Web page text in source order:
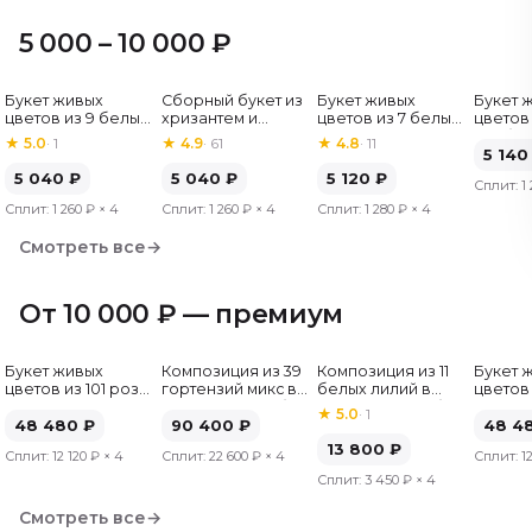
5 000 – 10 000 ₽
Букет живых
цветов из 9 белых
роз, Эквадор, 60
см
★ 5.0· 1
5 040 ₽
Сплит: 1 260 ₽ × 4
Хит
Сборный букет из
хризантем и
альстромерий
★ 4.9· 61
5 040 ₽
Сплит: 1 260 ₽× 4
Букет живых
цветов из 7 белых
хризантем
★4.8·11
5 120 ₽
Сплит:1 280 ₽ × 4
Букет
цветов
5 140
Сплит: 1
Смотреть все→
От 10 000 ₽ — премиум
Букет живых
цветов из 101 розы
см
48 480 ₽
Сплит: 12 120 ₽ × 4
Композиция из 39
гортензий микс в
90 400 ₽
Сплит: 22 600 ₽× 4
Композиция из 11
белых лилий в
шляпной коробке
★5.0·1
13 800 ₽
Сплит:3 450 ₽ × 4
Букет
цветов
см
48
Сплит:
Смотреть все→